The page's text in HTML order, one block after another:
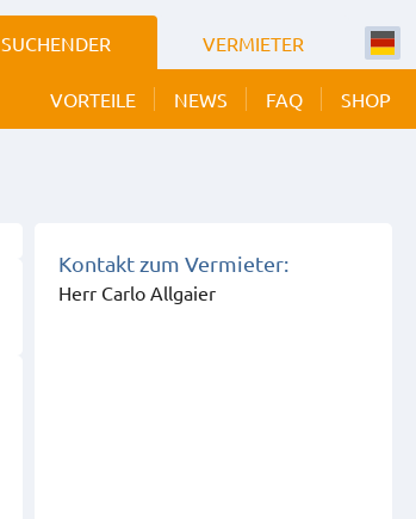
SUCHENDER VERMIETER
VORTEILE NEWS FAQ SHOP
Kontakt zum Vermieter:
Herr Carlo Allgaier